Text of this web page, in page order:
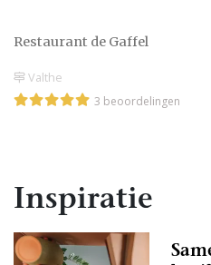
Restaurant de Gaffel
Valthe
3 beoordelingen
Inspiratie